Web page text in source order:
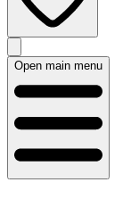
Open main menu